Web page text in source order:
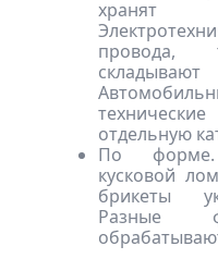
провода,
отдельную
По форме.
кусковой
брикеты
Разные